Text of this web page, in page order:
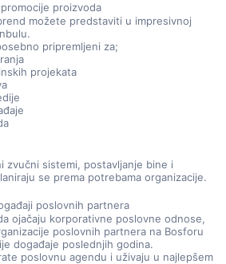
proizvoda
možete predstaviti u impresivnoj
pripremljeni za;
projekata
zvučni sistemi, postavljanje bine i
se prema potrebama organizacije.
poslovnih partnera
ojačaju korporativne poslovne odnose,
poslovnih partnera na Bosforu
događaje poslednjih godina.
poslovnu agendu i uživaju u najlepšem